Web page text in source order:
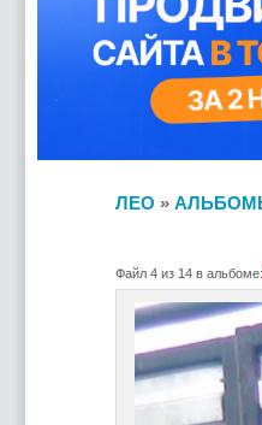
ЛЕО »
Файл 4 из 14 в альбоме: